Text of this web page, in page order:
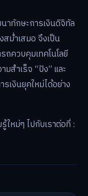
ทักษะการเงินดิจิทัล
ม่ำเสมอ จึงเป็น
ควบคุมเทคโนโลยี
สำเร็จ “ปัง” และ
รเงินยุคใหม่ได้อย่าง
ใหม่ๆ ไปกับเราต่อที่ :